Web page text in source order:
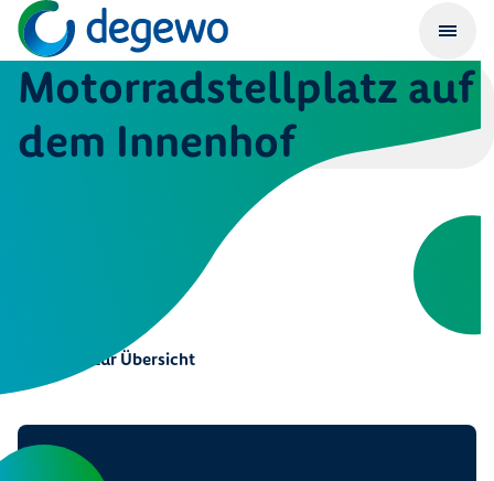
Motorradstellplatz auf
dem Innenhof
Zurück zur Übersicht